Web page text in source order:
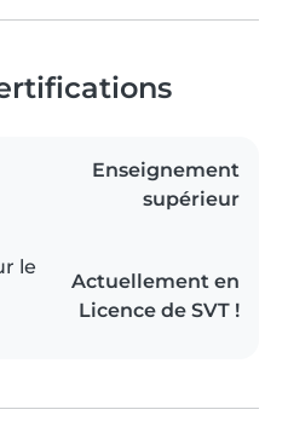
Enseignement
supérieur
le
Actuellement en
Licence de SVT !